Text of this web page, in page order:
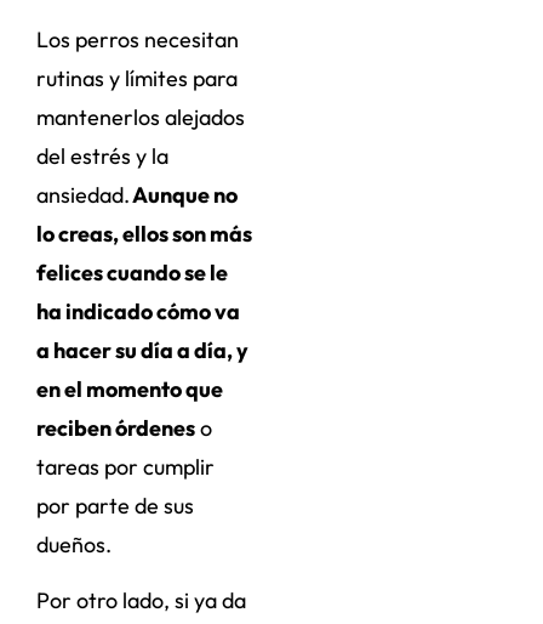
Los perros necesitan
rutinas y límites para
mantenerlos alejados
del estrés y la
ansiedad.Aunque no
lo creas, ellos son más
felices cuando se le
ha indicado cómo va
a hacer su día a día, y
en el momento que
reciben órdeneso
tareas por cumplir
por parte de sus
dueños.
Por otro lado, si ya da